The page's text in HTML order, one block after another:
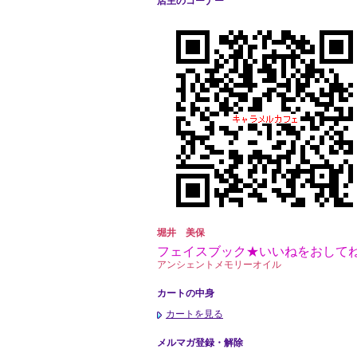
堀井 美保
フェイスブック★いいねをおして
アンシェントメモリーオイル
カートの中身
カートを見る
メルマガ登録・解除